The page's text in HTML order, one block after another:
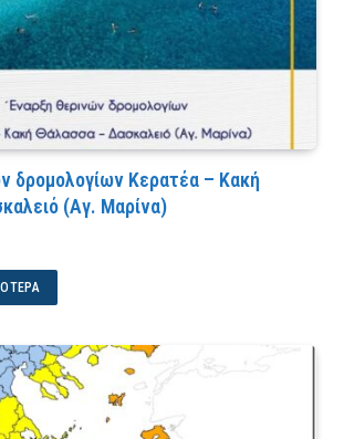
δρομολογίων Κερατέα – Κακή
(Αγ. Μαρίνα)